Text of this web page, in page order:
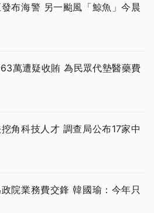
布海警 另一颱風「鯨魚」今晨
萬遭疑收賄 為民眾代墊醫藥費
角科技人才 調查局公布17家中
院業務費交鋒 韓國瑜：今年只